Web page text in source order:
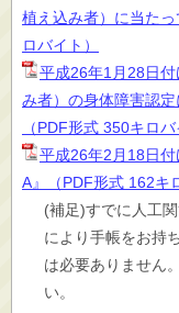
植え込み者）に当た
ロバイト）
平成26年1月28日
み者）の身体障害認定
（PDF形式 350キロバ
平成26年2月18日
A』（PDF形式 162キ
(補足)すでに人工
により手帳をお持
は必要ありません
い。